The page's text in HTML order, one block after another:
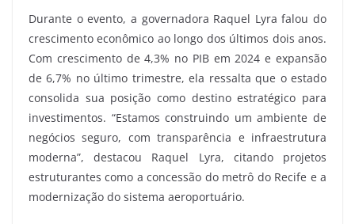
Durante o evento, a governadora Raquel Lyra falou do
crescimento econômico ao longo dos últimos dois anos.
Com crescimento de 4,3% no PIB em 2024 e expansão
de 6,7% no último trimestre, ela ressalta que o estado
consolida sua posição como destino estratégico para
investimentos. “Estamos construindo um ambiente de
negócios seguro, com transparência e infraestrutura
moderna”, destacou Raquel Lyra, citando projetos
estruturantes como a concessão do metrô do Recife e a
modernização do sistema aeroportuário.